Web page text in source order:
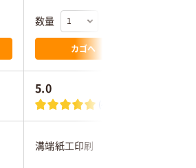
数量
カゴへ
5.0
(4)
溝端紙工印刷